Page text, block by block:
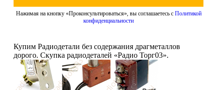
Нажимая на кнопку «Проконсультироваться», вы соглашаетесь с Политикой
конфиденциальности
Купим Радиодетали без содержания драгметаллов
дорого. Скупка радиодеталей «Радио Торг03».